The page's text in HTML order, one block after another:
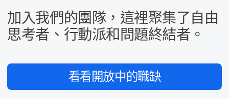
加入​我們​的​團隊，​這​裡​聚集​了​自由​
思考者、​行動派​和​問題​終​結者。
看​看​開放​中​的​職缺